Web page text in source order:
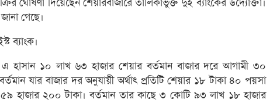
ঘোষণা দিয়েছেন শেয়ারবাজারে তালিকাভুক্ত দুই ব্যাংকের উদ্যোক্তা।
গেছে।
ব্যাংক।
হাসান ১০ লাখ ৬৩ হাজার শেয়ার বর্তমান বাজার দরে আগামী ৩০
বর্তমান যার বাজার দর অনুযায়ী অর্থাৎ প্রতিটি শেয়ার ১৮ টাকা ৪০ পয়সা
হাজার ২০০ টাকা। বর্তমান তার কাছে ৩ কোটি ৯৩ লাখ ১৮ হাজার